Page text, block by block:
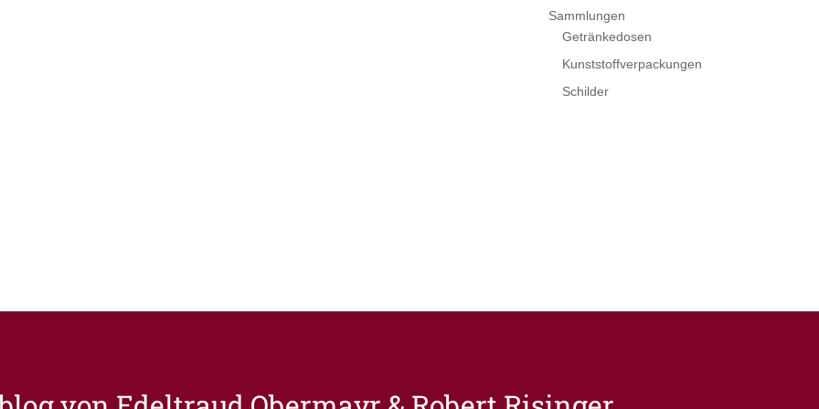
Sammlungen
Getränkedosen
Kunststoffverpackungen
Schilder